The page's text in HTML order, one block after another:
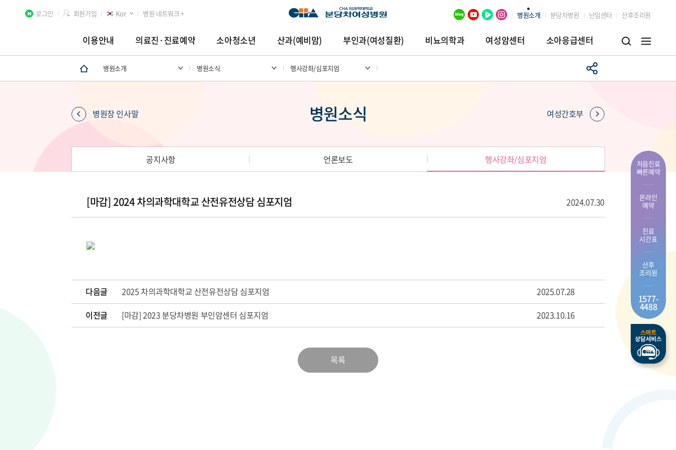
로그인 회원가입 Kor 병원 네트워크 + 병원소개 분당차병원 난임센터 산후조리원
이용안내 의료진·진료예약 소아청소년 산과(예비맘) 부인과(여성질환) 비뇨의학과 여성암센터 소아응급센터
처음진료
빠른예약
온라인
예약
진료
시간표
산후
조리원
1577-
4488
병원소개 병원소식 행사강좌/심포지엄
병원장 인사말 병원소식 여성간호부
공지사항 언론보도 행사강좌/심포지엄
[마감] 2024 차의과학대학교 산전유전상담 심포지엄 2024.07.30
다음글 2025 차의과학대학교 산전유전상담 심포지엄
2025.07.28
이전글
[마감] 2023 분당차병원 부인암센터 심포지엄 2023.10.16
목록